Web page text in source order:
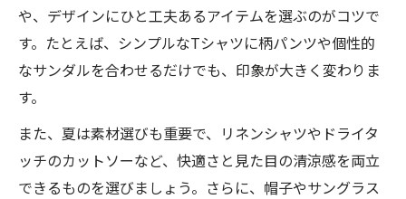
や、デザインにひと工夫あるアイテムを選ぶのがコツで
す。たとえば、シンプルなTシャツに柄パンツや個性的
なサンダルを合わせるだけでも、印象が大きく変わりま
す。
また、夏は素材選びも重要で、リネンシャツやドライタ
ッチのカットソーなど、快適さと見た目の清涼感を両立
できるものを選びましょう。さらに、帽子やサングラス